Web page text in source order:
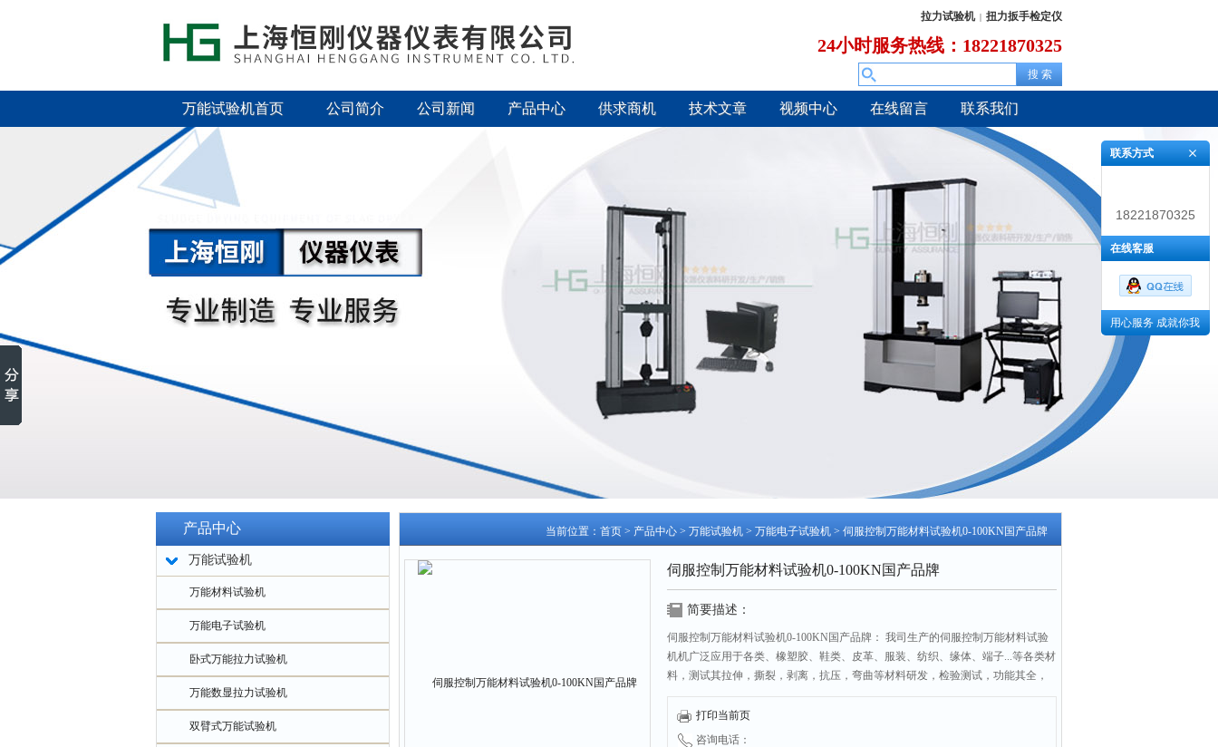
拉力试验机 | 扭力扳手检定仪
24小时服务热线：18221870325
万能试验机首页 公司简介 公司新闻 产品中心 供求商机 技术文章 视频中心 在线留言 联系我们
产品中心
万能试验机
万能材料试验机
万能电子试验机
卧式万能拉力试验机
万能数显拉力试验机
双臂式万能试验机
当前位置： 首页 > 产品中心 > 万能试验机 > 万能电子试验机 > 伺服控制万能材料试验机0-100KN国产品牌
伺服控制万能材料试验机0-100KN国产品牌
简要描述：
伺服控制万能材料试验机0-100KN国产品牌： 我司生产的伺服控制万能材料试验
机机广泛应用于各类、橡塑胶、鞋类、皮革、服装、纺织、缘体、端子...等各类材
料，测试其拉伸，撕裂，剥离，抗压，弯曲等材料研发，检验测试，功能其全，
用途广泛
打印当前页
咨询电话：
联系方式
18221870325
在线客服
用心服务 成就你我